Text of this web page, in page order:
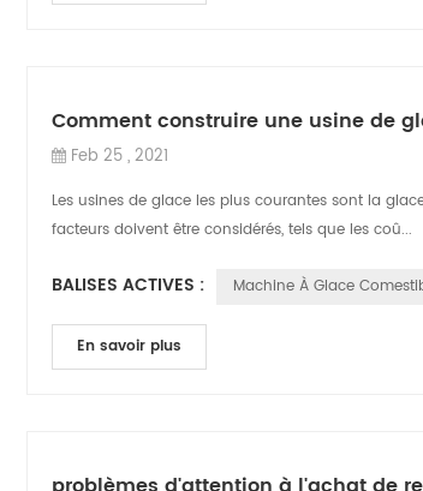
Comment construire une usine de
Feb 25 , 2021
Les usines de glace les plus courantes sont la
facteurs doivent être considérés, tels que les coû...
BALISES ACTIVES : Machine À Glace
En savoir plus